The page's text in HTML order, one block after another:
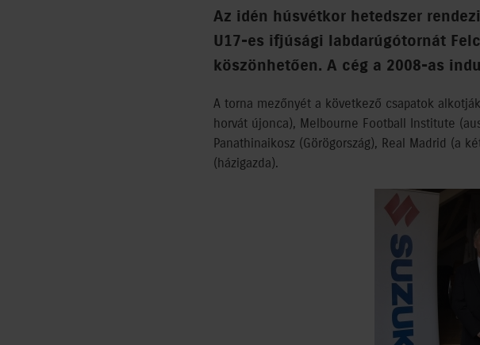
Az idén húsvétkor hetedszer
U17-es ifjúsági labdarúgótornát
köszönhetően. A cég a 2008-as
A torna mezőnyét a következő csapatok
horvát újonca), Melbourne Football Institute
Panathinaikosz (Görögország), Real Madrid (a
(házigazda).